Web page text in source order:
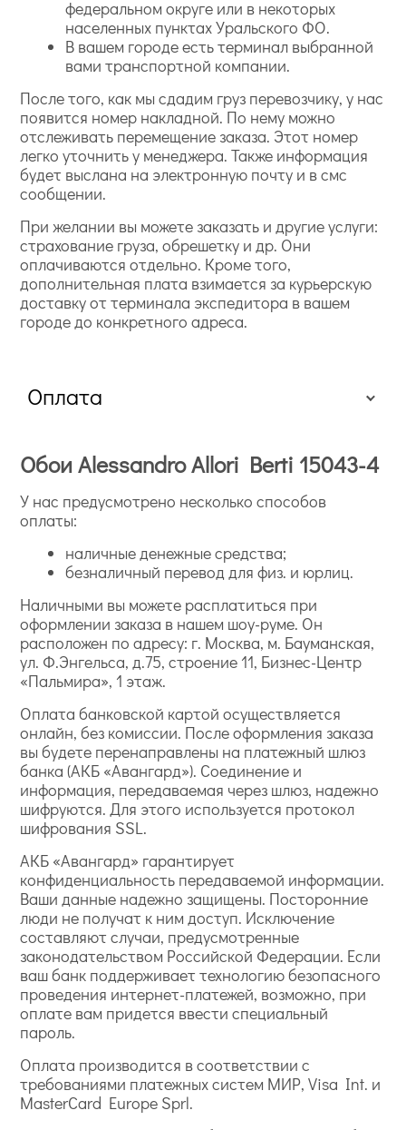
федеральном округе или в некоторых
населенных пунктах Уральского ФО.
В вашем городе есть терминал выбранной
вами транспортной компании.
После того, как мы сдадим груз перевозчику, у нас
появится номер накладной. По нему можно
отслеживать перемещение заказа. Этот номер
легко уточнить у менеджера. Также информация
будет выслана на электронную почту и в смс
сообщении.
При желании вы можете заказать и другие услуги:
страхование груза, обрешетку и др. Они
оплачиваются отдельно. Кроме того,
дополнительная плата взимается за курьерскую
доставку от терминала экспедитора в вашем
городе до конкретного адреса.
Оплата
Обои Alessandro Allori Berti 15043-4
У нас предусмотрено несколько способов
оплаты:
наличные денежные средства;
безналичный перевод для физ. и юрлиц.
Наличными вы можете расплатиться при
оформлении заказа в нашем шоу-руме. Он
расположен по адресу: г. Москва, м. Бауманская,
ул. Ф.Энгельса, д.75, строение 11, Бизнес-Центр
«Пальмира», 1 этаж.
Оплата банковской картой осуществляется
онлайн, без комиссии. После оформления заказа
вы будете перенаправлены на платежный шлюз
банка (АКБ «Авангард»). Соединение и
информация, передаваемая через шлюз, надежно
шифруются. Для этого используется протокол
шифрования SSL.
АКБ «Авангард» гарантирует
конфиденциальность передаваемой информации.
Ваши данные надежно защищены. Посторонние
люди не получат к ним доступ. Исключение
составляют случаи, предусмотренные
законодательством Российской Федерации. Если
ваш банк поддерживает технологию безопасного
проведения интернет-платежей, возможно, при
оплате вам придется ввести специальный
пароль.
Оплата производится в соответствии с
требованиями платежных систем МИР, Visa Int. и
MasterCard Europe Sprl.